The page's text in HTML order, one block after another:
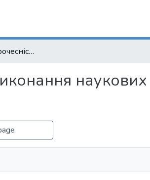
Академічна доброчесність у процесі виконання наукових досліджень: [презентація]